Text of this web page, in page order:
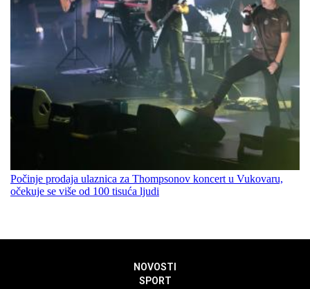
Počinje prodaja ulaznica za Thompsonov koncert u Vukovaru,
očekuje se više od 100 tisuća ljudi
NOVOSTI
SPORT